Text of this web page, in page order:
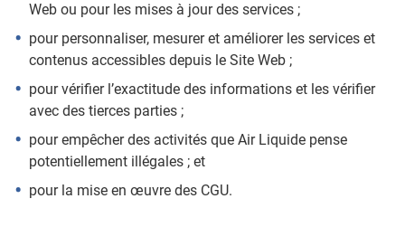
Web ou pour les mises à jour des services ;
pour personnaliser, mesurer et améliorer les services et
contenus accessibles depuis le Site Web ;
pour vérifier l’exactitude des informations et les vérifier
avec des tierces parties ;
pour empêcher des activités que Air Liquide pense
potentiellement illégales ; et
pour la mise en œuvre des CGU.